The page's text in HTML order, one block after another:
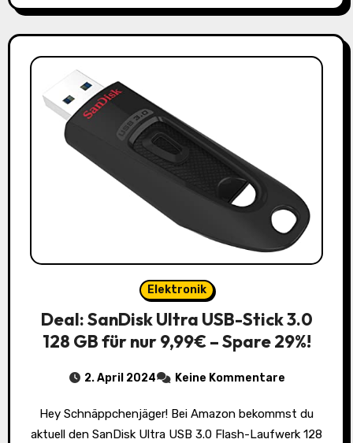
Elektronik
Deal: SanDisk Ultra USB-Stick 3.0
128 GB für nur 9,99€ – Spare 29%!
2. April 2024 Keine Kommentare
Hey Schnäppchenjäger! Bei Amazon bekommst du
aktuell den SanDisk Ultra USB 3.0 Flash-Laufwerk 128